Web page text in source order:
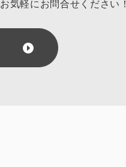
お気軽にお問合せください！